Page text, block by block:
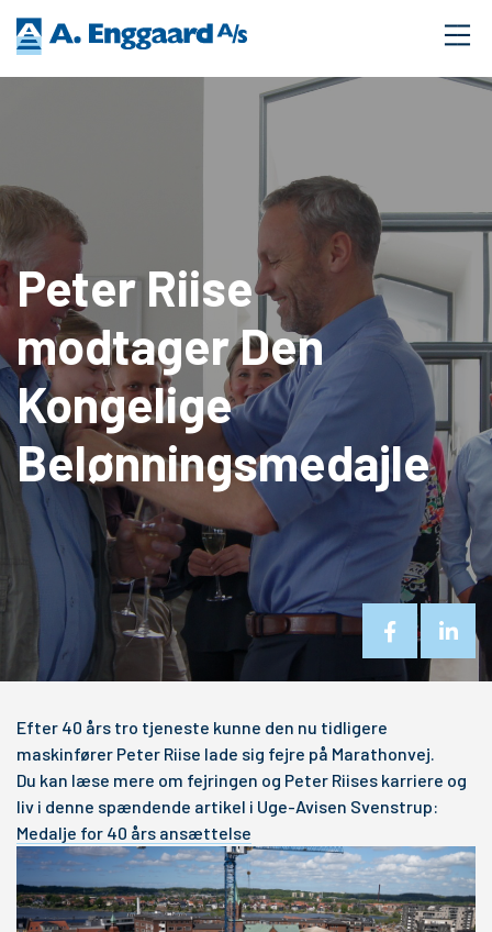
Peter Riise
modtager Den
Kongelige
Belønningsmedajle
Efter 40 års tro tjeneste kunne den nu tidligere
maskinfører Peter Riise lade sig fejre på Marathonvej.
Du kan læse mere om fejringen og Peter Riises karriere og
liv i denne spændende artikel i Uge-Avisen Svenstrup:
Medalje for 40 års ansættelse